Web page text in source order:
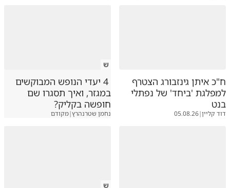
ח"כ איתן גינזבורג הצטרף
למפלגת 'ביחד' של נפתלי
בנט
דוד קליין|
05.08.26
ש
4 יעדי הנופש המבוקשים
במגזר, ואיך תסגרו שם
חופשה בקליק?
נחמן שטרנהרץ|מקודם
ש